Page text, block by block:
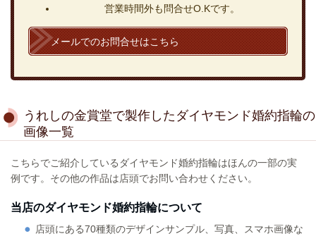
営業時間外も問合せO.Kです。
メールでのお問合せはこちら
うれしの金賞堂で製作したダイヤモンド婚約指輪の
画像一覧
こちらでご紹介しているダイヤモンド婚約指輪はほんの一部の実
例です。その他の作品は店頭でお問い合わせください。
当店のダイヤモンド婚約指輪について
店頭にある70種類のデザインサンプル、写真、スマホ画像な